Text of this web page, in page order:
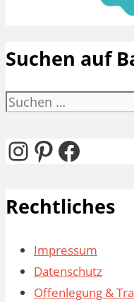
Suchen auf
Suchen
Instagram
Pinterest
Rechtliches
Impressum
Datenschutz
Offenlegung &